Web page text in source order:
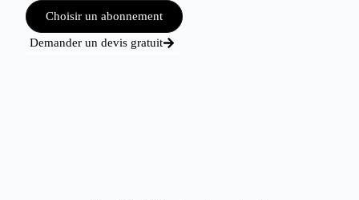
Choisir un abonnement
Demander un devis gratuit